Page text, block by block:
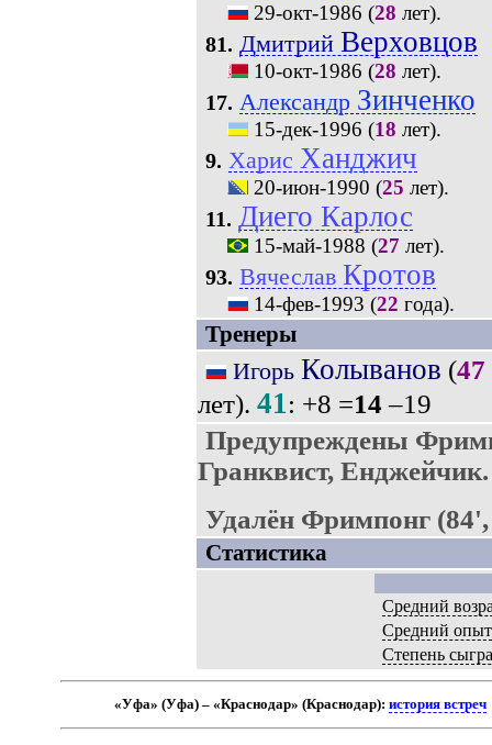
29-окт-1986 (28 лет).
81. Дмитрий Верховцов
10-окт-1986 (28 лет).
17. Александр Зинченко
15-дек-1996 (18 лет).
9. Харис Ханджич
20-июн-1990 (25 лет).
11. Диего Карлос
15-май-1988 (27 лет).
93. Вячеслав Кротов
14-фев-1993 (22 года).
Тренеры
Игорь Колыванов (47
лет). 41: +8 =14 –19
Предупреждены
Гранквист, Енджейчик.
Удалён Фримпонг
Статистика
Средний
Средний опыт
Степень
«Уфа» (Уфа) – «Краснодар» (Краснодар):история встреч